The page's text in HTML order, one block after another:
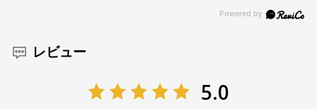
レビュー
5.0